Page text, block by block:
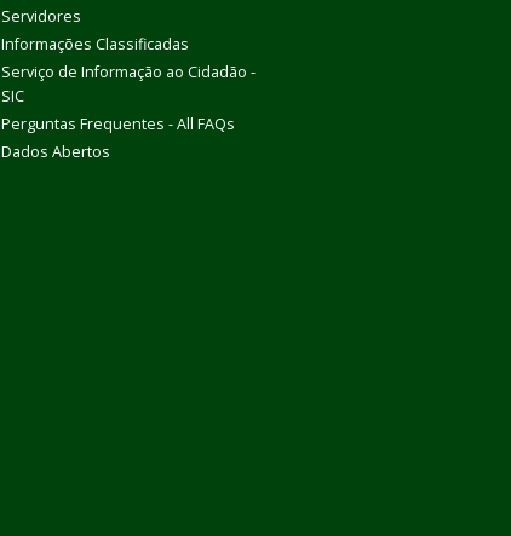
Servidores
Informações Classificadas
Serviço de Informação ao Cidadão -
SIC
Perguntas Frequentes - All FAQs
Dados Abertos